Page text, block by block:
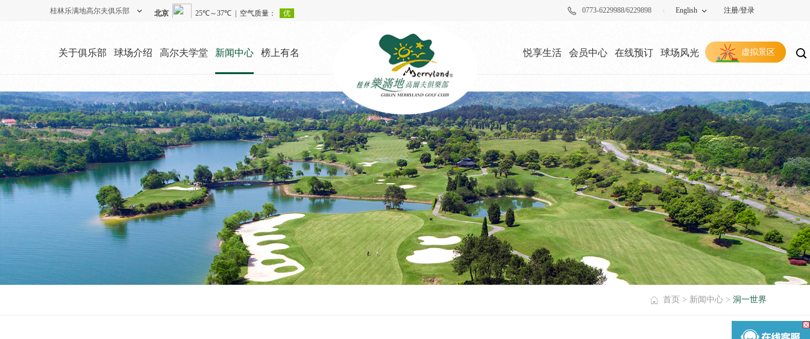
桂林乐满地高尔夫俱乐部 注册/登录
English
0773-6229988/6229898
关于俱乐部 球场介绍 高尔夫学堂 新闻中心 榜上有名 悦享生活 会员中心 在线预订 球场风光 虚拟景区
首页 > 新闻中心 > 洞一世界